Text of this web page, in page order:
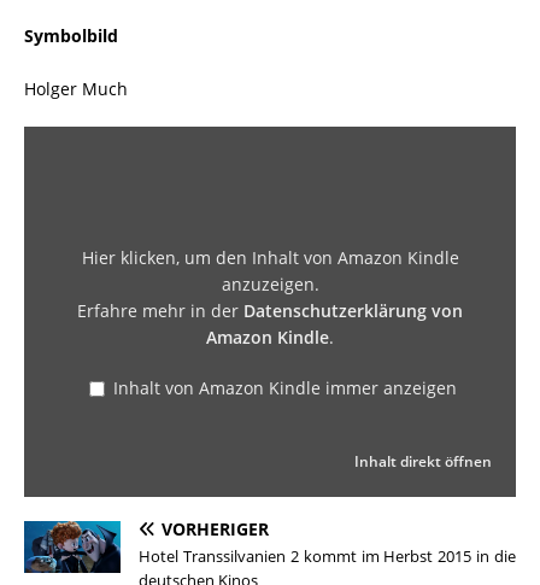
Symbolbild
Holger Much
Hier klicken, um den Inhalt von Amazon Kindle
anzuzeigen.
Erfahre mehr in der Datenschutzerklärung von
Amazon Kindle.
Inhalt von Amazon Kindle immer anzeigen
Inhalt direkt öffnen
VORHERIGER
Hotel Transsilvanien 2 kommt im Herbst 2015 in die
deutschen Kinos